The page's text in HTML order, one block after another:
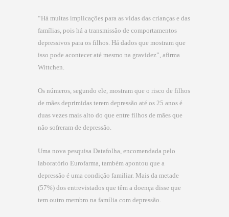
“Há muitas implicações para as vidas das crianças e das
famílias, pois há a transmissão de comportamentos
depressivos para os filhos. Há dados que mostram que
isso pode acontecer até mesmo na gravidez”, afirma
Wittchen.
Os números, segundo ele, mostram que o risco de filhos
de mães deprimidas terem depressão até os 25 anos é
duas vezes mais alto do que entre filhos de mães que
não sofreram de depressão.
Uma nova pesquisa Datafolha, encomendada pelo
laboratório Eurofarma, também apontou que a
depressão é uma condição familiar. Mais da metade
(57%) dos entrevistados que têm a doença disse que
tem outro membro na família com depressão.